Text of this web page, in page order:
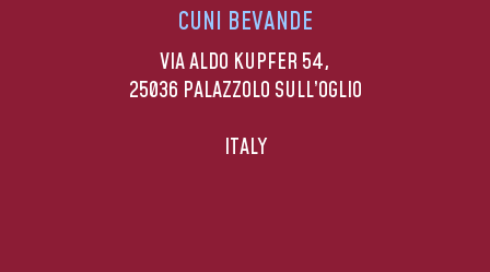
CUNI BEVANDE
VIA ALDO KUPFER 54,
25036 PALAZZOLO SULL’OGLIO
ITALY